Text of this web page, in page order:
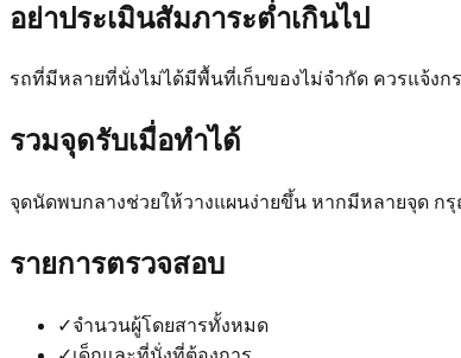
อย่าประเมินสัมภาระต่ำเกินไป
รถที่มีหลายที่นั่งไม่ได้มีพื้นที่เก็บของไม่จำกัด ควรแจ้ง
รวมจุดรับเมื่อทำได้
จุดนัดพบกลางช่วยให้วางแผนง่ายขึ้น หากมีหลายจุด ก
รายการตรวจสอบ
✓จำนวนผู้โดยสารทั้งหมด